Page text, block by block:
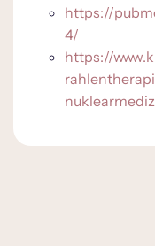
https://
4/
https://